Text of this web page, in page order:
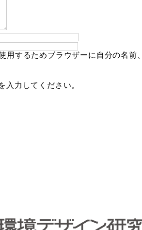
用するためブラウザーに自分の名前
入力してください。